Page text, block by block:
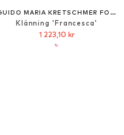
GUIDO MARIA KRETSCHMER FOR BRIDGERTON
Klänning 'Francesca'
1 223,10 kr